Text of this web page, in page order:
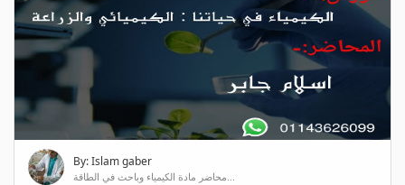
By: Islam gaber
محاضر مادة الكيمياء وباحث في الطاقة...